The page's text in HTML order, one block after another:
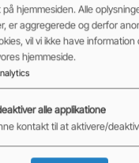
hjemmesiden. Alle
er aggregerede og derfor
vil vi ikke have
hjemmeside.
alle applikatione
kontakt til at aktivere/